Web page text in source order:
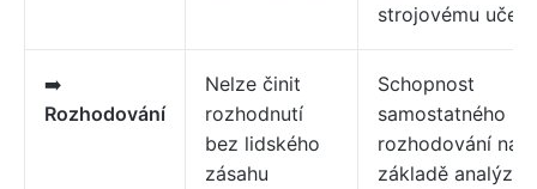
strojovému učení
➡️
Rozhodování
Nelze činit
rozhodnutí
bez lidského
zásahu
Schopnost
samostatného
rozhodování na
základě analýzy